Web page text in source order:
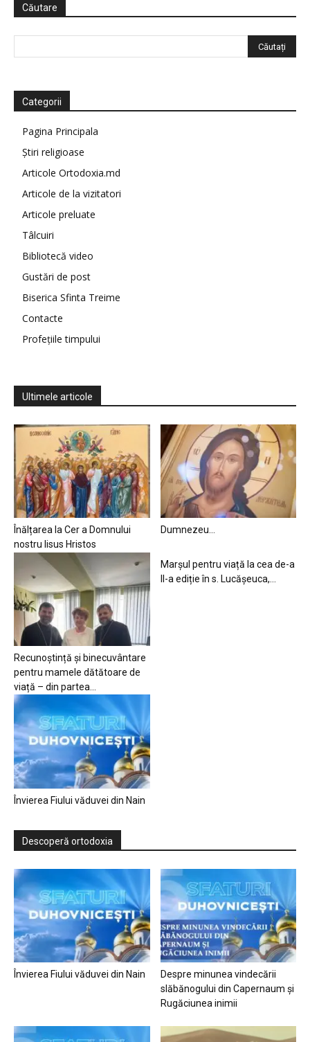
Căutare
Categorii
Pagina Principala
Știri religioase
Articole Ortodoxia.md
Articole de la vizitatori
Articole preluate
Tâlcuiri
Bibliotecă video
Gustări de post
Biserica Sfinta Treime
Contacte
Profețiile timpului
Ultimele articole
Înălțarea la Cer a Domnului
nostru Iisus Hristos
Dumnezeu…
Recunoștință și binecuvântare
pentru mamele dătătoare de
viață – din partea...
Marșul pentru viață la cea de-a
II-a ediție în s. Lucășeuca,...
Învierea Fiului văduvei din Nain
Descoperă ortodoxia
Învierea Fiului văduvei din Nain
Despre minunea vindecării
slăbănogului din Capernaum și
Rugăciunea inimii